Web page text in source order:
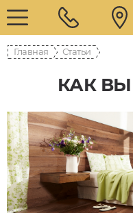
Главная Статьи
КАК